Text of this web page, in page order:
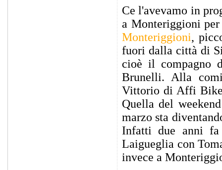
Ce l'avevamo in
a Monteriggioni
Monteriggioni,
fuori dalla città di
cioè il compagno
Brunelli. Alla
Vittorio di Affi
Quella del
marzo sta
Infatti due anni
Laigueglia con
invece a